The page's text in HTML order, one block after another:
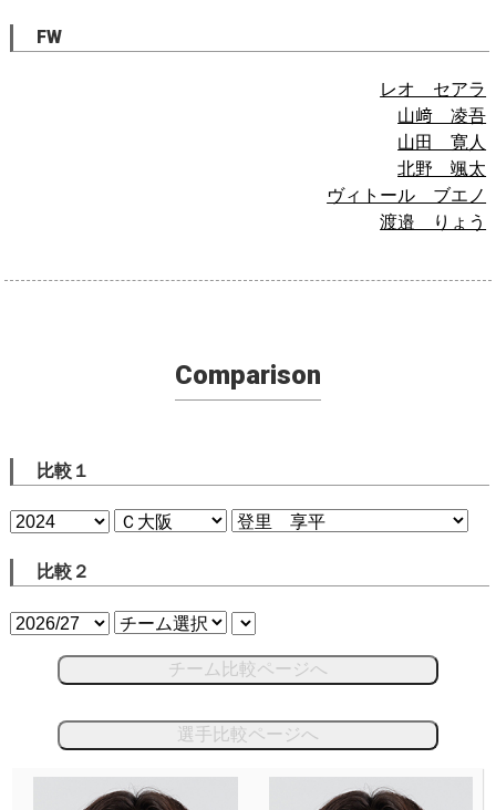
FW
レオ セアラ
山﨑 凌吾
山田 寛人
北野 颯太
ヴィトール ブエノ
渡邉 りょう
Comparison
比較１
比較２
チーム比較ページへ
選手比較ページへ